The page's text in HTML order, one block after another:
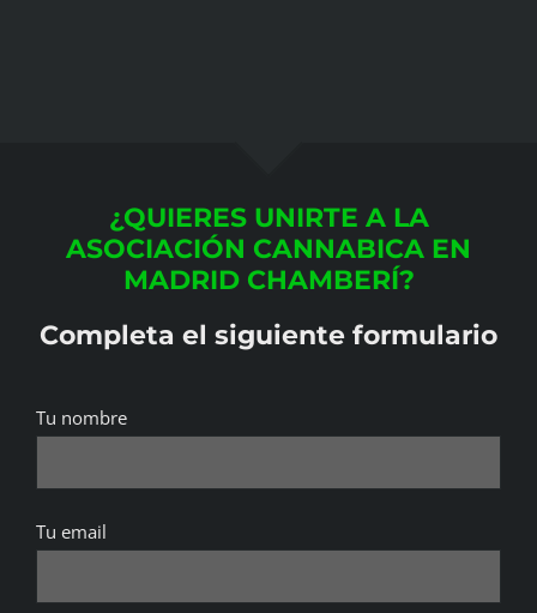
¿QUIERES UNIRTE A LA
ASOCIACIÓN CANNABICA EN
MADRID CHAMBERÍ?
Completa el siguiente formulario
Tu nombre
Tu email